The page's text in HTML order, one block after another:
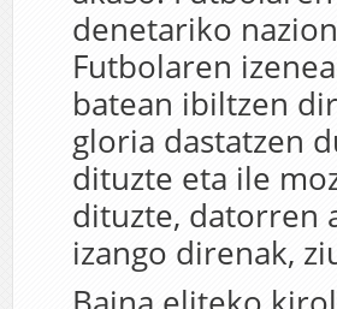
denetariko
Futbolaren
batean ibiltzen
gloria dastatzen
dituzte eta ile
dituzte, datorren
izango direnak,